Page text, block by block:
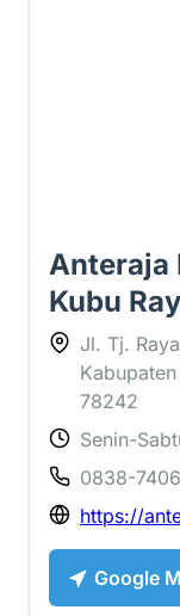
Anteraja
Kubu
Jl. Tj.
78242
Senin-
0838-
https://
Google